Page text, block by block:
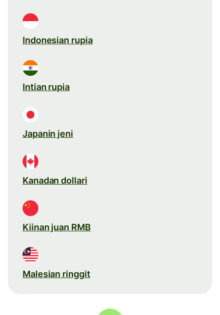
Indonesian rupia
Intian rupia
Japanin jeni
Kanadan dollari
Kiinan juan RMB
Malesian ringgit